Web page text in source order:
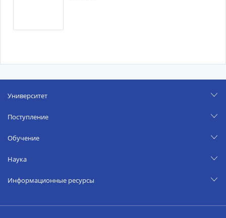
Университет
Поступление
Обучение
Наука
Информационные ресурсы